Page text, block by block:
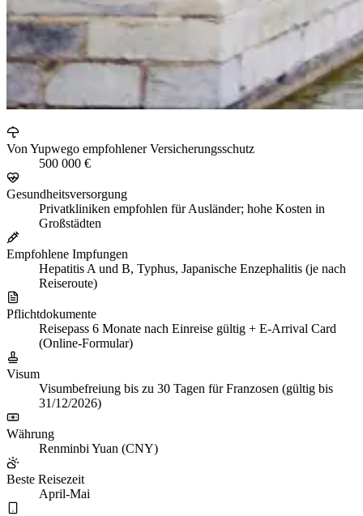
Von Yupwego empfohlener Versicherungsschutz
500 000 €
Gesundheitsversorgung
Privatkliniken empfohlen für Ausländer; hohe Kosten in
Großstädten
Empfohlene Impfungen
Hepatitis A und B, Typhus, Japanische Enzephalitis (je nach
Reiseroute)
Pflichtdokumente
Reisepass 6 Monate nach Einreise gültig + E-Arrival Card
(Online-Formular)
Visum
Visumbefreiung bis zu 30 Tagen für Franzosen (gültig bis
31/12/2026)
Währung
Renminbi Yuan (CNY)
Beste Reisezeit
April-Mai